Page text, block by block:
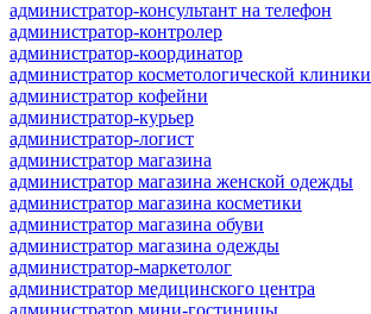
администратор-консультант на телефон
администратор-контролер
администратор-координатор
администратор косметологической клиники
администратор кофейни
администратор-курьер
администратор-логист
администратор магазина
администратор магазина женской одежды
администратор магазина косметики
администратор магазина обуви
администратор магазина одежды
администратор-маркетолог
администратор медицинского центра
администратор мини-гостиницы